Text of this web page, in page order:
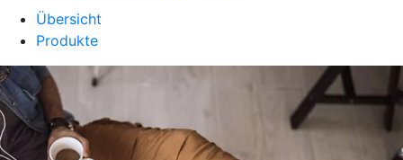
Übersicht
Produkte